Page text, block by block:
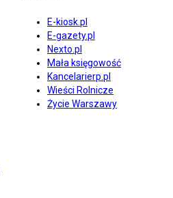
E-kiosk.pl
E-gazety.pl
Nexto.pl
Mała księgowość
Kancelarierp.pl
Wieści Rolnicze
Życie Warszawy